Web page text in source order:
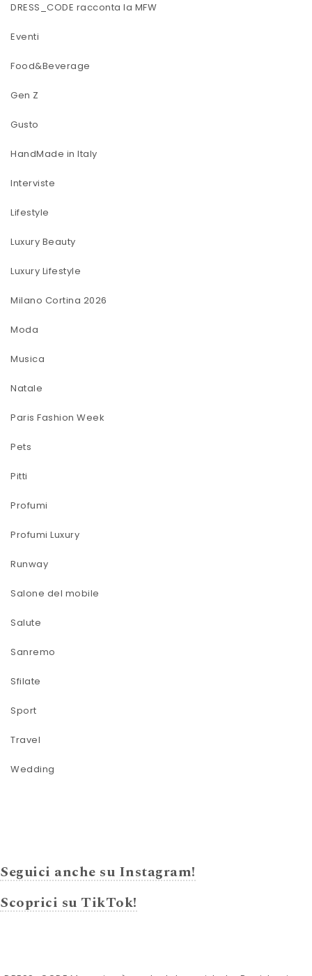
DRESS_CODE racconta la MFW
Eventi
Food&Beverage
Gen Z
Gusto
HandMade in Italy
Interviste
Lifestyle
Luxury Beauty
Luxury Lifestyle
Milano Cortina 2026
Moda
Musica
Natale
Paris Fashion Week
Pets
Pitti
Profumi
Profumi Luxury
Runway
Salone del mobile
Salute
Sanremo
Sfilate
Sport
Travel
Wedding
Seguici anche su Instagram!
Scoprici su TikTok!